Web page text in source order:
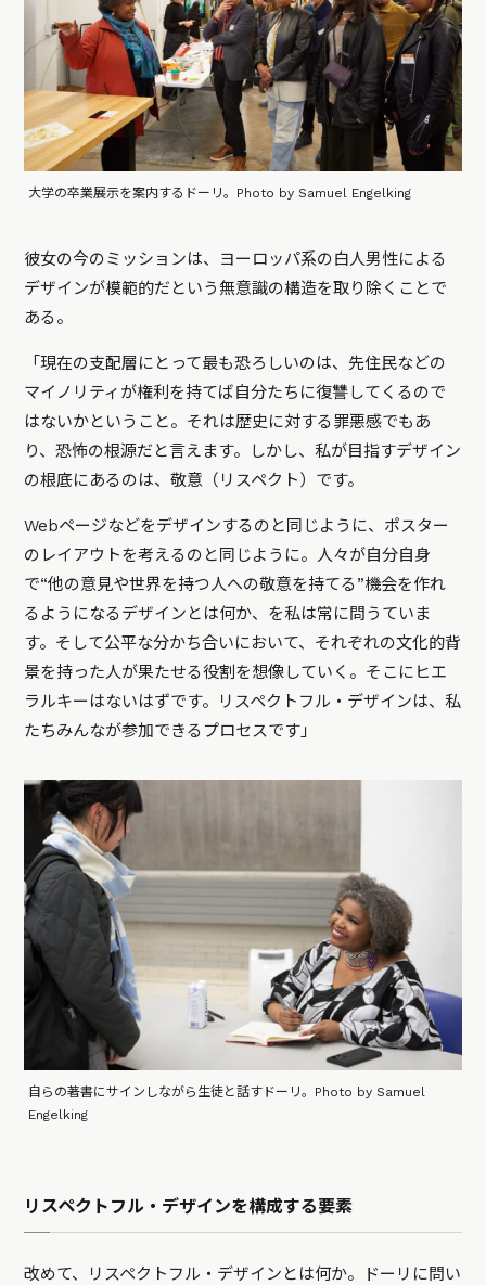
大学の卒業展示を案内するドーリ。Photo by Samuel Engelking
彼女の今のミッションは、ヨーロッパ系の白人男性による
デザインが模範的だという無意識の構造を取り除くことで
ある。
「現在の支配層にとって最も恐ろしいのは、先住民などの
マイノリティが権利を持てば自分たちに復讐してくるので
はないかということ。それは歴史に対する罪悪感でもあ
り、恐怖の根源だと言えます。しかし、私が目指すデザイン
の根底にあるのは、敬意（リスペクト）です。
Webページなどをデザインするのと同じように、ポスター
のレイアウトを考えるのと同じように。人々が自分自身
で“他の意見や世界を持つ人への敬意を持てる”機会を作れ
るようになるデザインとは何か、を私は常に問うていま
す。そして公平な分かち合いにおいて、それぞれの文化的背
景を持った人が果たせる役割を想像していく。そこにヒエ
ラルキーはないはずです。リスペクトフル・デザインは、私
たちみんなが参加できるプロセスです」
自らの著書にサインしながら生徒と話すドーリ。Photo by Samuel
Engelking
リスペクトフル・デザインを構成する要素
改めて、リスペクトフル・デザインとは何か。ドーリに問い